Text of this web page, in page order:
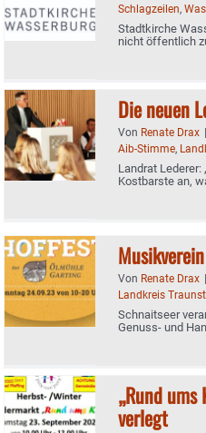
Schlagzeilen,
Stadtkirche
nicht öffentlich
Die neuen
Von Renate Drax |
Aib-Stimme,
Landrat Lederer:
Kostbarste an,
Von Renate Drax |
Landkreis
Schnaitseer
Genuss- und
„Rund
verlegt